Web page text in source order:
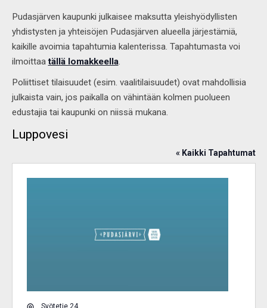
Pudasjärven kaupunki julkaisee maksutta yleishyödyllisten
yhdistysten ja yhteisöjen Pudasjärven alueella järjestämiä,
kaikille avoimia tapahtumia kalenterissa. Tapahtumasta voi
ilmoittaatällä lomakkeella.
Poliittiset tilaisuudet (esim. vaalitilaisuudet) ovat mahdollisia
julkaista vain, jos paikalla on vähintään kolmen puolueen
edustajia tai kaupunki on niissä mukana.
Luppovesi
« Kaikki Tapahtumat
OsoiteSyötetie 24